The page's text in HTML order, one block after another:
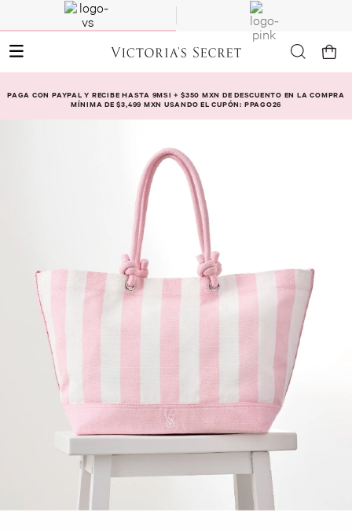
PAGA CON PAYPAL Y RECIBE HASTA 9MSI + $350 MXN DE DESCUENTO EN LA COMPRA
MÍNIMA DE $3,499 MXN USANDO EL CUPÓN: PPAGO26